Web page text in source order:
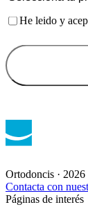
Consentimiento*
He leido y
Ortodoncis · 2026
Contacta con
Páginas de interés